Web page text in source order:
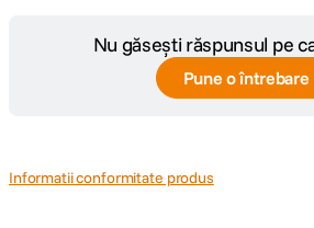
Nu găsești răspunsul pe
Pune o întrebare
Informatii conformitate produs